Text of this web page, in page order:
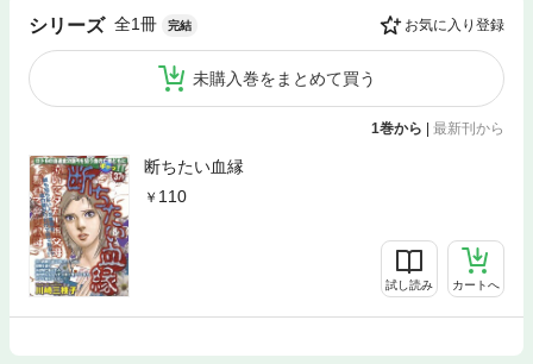
シリーズ 全1冊 完結 お気に入り登録
未購入巻をまとめて買う
1巻から | 最新刊から
断ちたい血縁
110
試し読み カートへ